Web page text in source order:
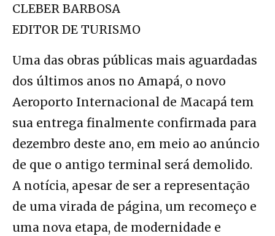
CLEBER BARBOSA
EDITOR DE TURISMO
Uma das obras públicas mais aguardadas
dos últimos anos no Amapá, o novo
Aeroporto Internacional de Macapá tem
sua entrega finalmente confirmada para
dezembro deste ano, em meio ao anúncio
de que o antigo terminal será demolido.
A notícia, apesar de ser a representação
de uma virada de página, um recomeço e
uma nova etapa, de modernidade e